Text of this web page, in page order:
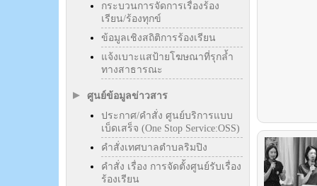
กระบวนการจัดการเรื่องร้อง
เรียน/ร้องทุกข์
ข้อมูลเชิงสถิติการร้องเรียน
แจ้งเบาะแสป้ายโฆษณาที่รุกล้ำ
ทางสาธารณะ
ศูนย์ข้อมูลข่าวสาร
ประกาศ/คำสั่ง ศูนย์บริการแบบ
เบ็ดเสร็จ (One Stop Service:OSS)
คำสั่งเทศบาลตำบลริมปิง
คำสั่ง เรื่อง การจัดตั้งศูนย์รับเรื่อง
ร้องเรียน